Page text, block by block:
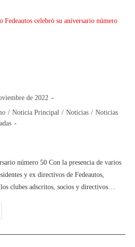
de 2022
/ Noticia Principal / Noticias / Noticias
número 50 Con la presencia de varios
y ex directivos de Fedeautos,
clubes adscritos, socios y directivos…